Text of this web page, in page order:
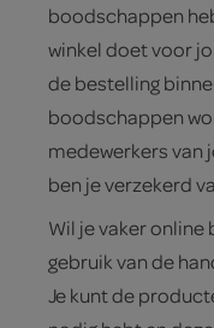
boodschappen
winkel doet voor
de bestelling
boodschappen
medewerkers van
ben je verzekerd
Wil je vaker
gebruik van de
Je kunt de